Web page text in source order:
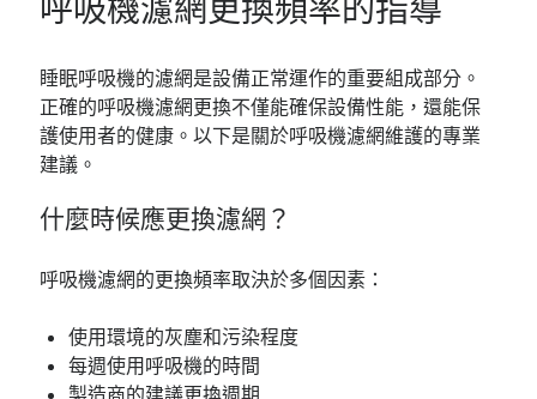
呼吸機濾網更換頻率的指導
睡眠呼吸機的濾網是設備正常運作的重要組成部分。
正確的呼吸機濾網更換不僅能確保設備性能，還能保
護使用者的健康。以下是關於呼吸機濾網維護的專業
建議。
什麼時候應更換濾網？
呼吸機濾網的更換頻率取決於多個因素：
使用環境的灰塵和污染程度
每週使用呼吸機的時間
製造商的建議更換週期